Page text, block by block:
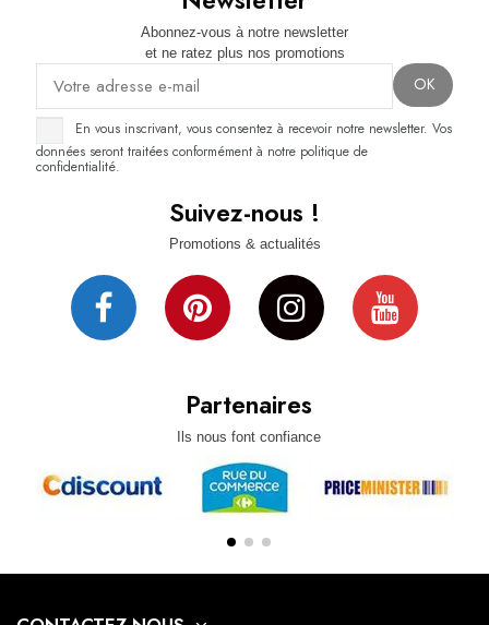
Partenaires
Ils nous font confiance
Suivez-nous !
Promotions & actualités
Abonnez-vous à notre newsletter
et ne ratez plus nos promotions
En vous inscrivant, vous consentez à recevoir notre newsletter. Vos
données seront traitées conformément à notre politique de
confidentialité.